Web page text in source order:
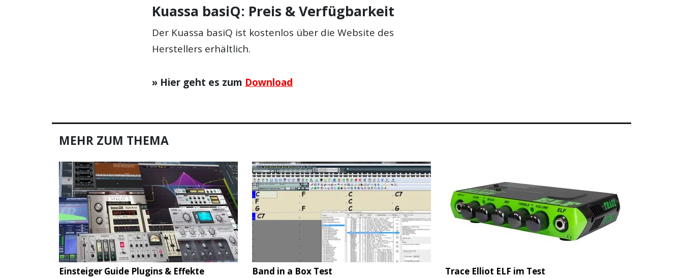
Kuassa basiQ: Preis & Verfügbarkeit
Der Kuassa basiQ ist kostenlos über die Website des
Herstellers erhältlich.
» Hier geht es zum Download
MEHR ZUM THEMA
Einsteiger Guide Plugins & Effekte
Band in a Box Test
Trace Elliot ELF im Test